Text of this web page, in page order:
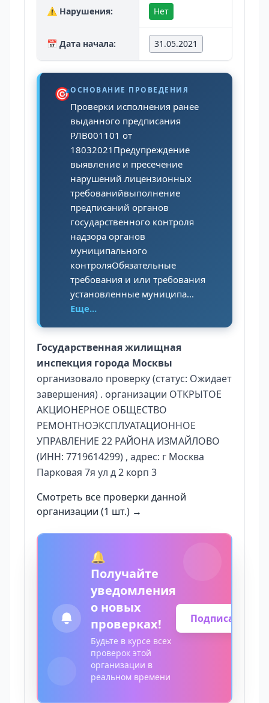
⚠️ Нарушения: Нет
📅 Дата начала: 31.05.2021
🎯ОСНОВАНИЕ ПРОВЕДЕНИЯ
Проверки исполнения ранее
выданного предписания
РЛВ001101 от
18032021Предупреждение
выявление и пресечение
нарушений лицензионных
требованийвыполнение
предписаний органов
государственного контроля
надзора органов
муниципального
контроляОбязательные
требования и или требования
установленные муниципа...
Еще...
Государственная жилищная
инспекция города Москвы
организовало проверку (статус: Ожидает
завершения) . организации ОТКРЫТОЕ
АКЦИОНЕРНОЕ ОБЩЕСТВО
РЕМОНТНОЭКСПЛУАТАЦИОННОЕ
УПРАВЛЕНИЕ 22 РАЙОНА ИЗМАЙЛОВО
(ИНН: 7719614299) , адрес: г Москва
Парковая 7я ул д 2 корп 3
Смотреть все проверки данной
организации (1 шт.) →
🔔
Получайте
уведомления
о новых
проверках!
Будьте в курсе всех
проверок этой
организации в
реальном времени
Подписаться